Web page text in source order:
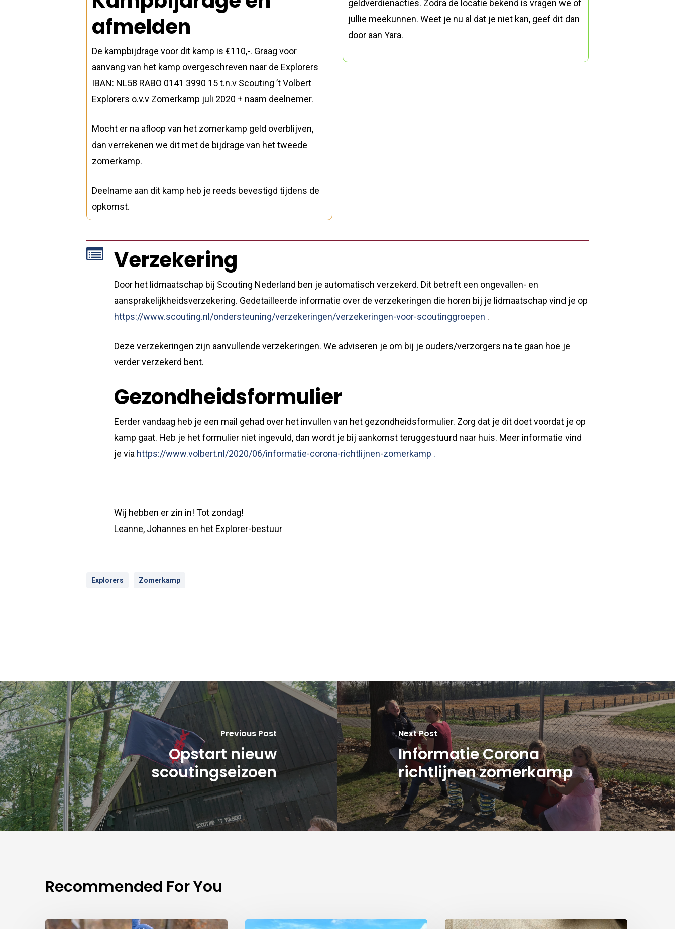
afmelden
De kampbijdrage voor dit kamp is €110,-. Graag voor
aanvang van het kamp overgeschreven naar de Explorers
IBAN: NL58 RABO 0141 3990 15 t.n.v Scouting ’t Volbert
Explorers o.v.v Zomerkamp juli 2020 + naam deelnemer.
Mocht er na afloop van het zomerkamp geld overblijven,
dan verrekenen we dit met de bijdrage van het tweede
zomerkamp.
Deelname aan dit kamp heb je reeds bevestigd tijdens de
opkomst.
geldverdienacties. Zodra de locatie bekend is vragen we of
jullie meekunnen. Weet je nu al dat je niet kan, geef dit dan
door aan Yara.
Verzekering
Door het lidmaatschap bij Scouting Nederland ben je automatisch verzekerd. Dit betreft een ongevallen- en
aansprakelijkheidsverzekering. Gedetailleerde informatie over de verzekeringen die horen bij je lidmaatschap vind je op
https://www.scouting.nl/ondersteuning/verzekeringen/verzekeringen-voor-scoutinggroepen .
Deze verzekeringen zijn aanvullende verzekeringen. We adviseren je om bij je ouders/verzorgers na te gaan hoe je
verder verzekerd bent.
Gezondheidsformulier
Eerder vandaag heb je een mail gehad over het invullen van het gezondheidsformulier. Zorg dat je dit doet voordat je op
kamp gaat. Heb je het formulier niet ingevuld, dan wordt je bij aankomst teruggestuurd naar huis. Meer informatie vind
je via https://www.volbert.nl/2020/06/informatie-corona-richtlijnen-zomerkamp .
Wij hebben er zin in! Tot zondag!
Leanne, Johannes en het Explorer-bestuur
Explorers Zomerkamp
Previous Post
Opstart nieuw
scoutingseizoen
Next Post
Informatie Corona
richtlijnen zomerkamp
Recommended For You